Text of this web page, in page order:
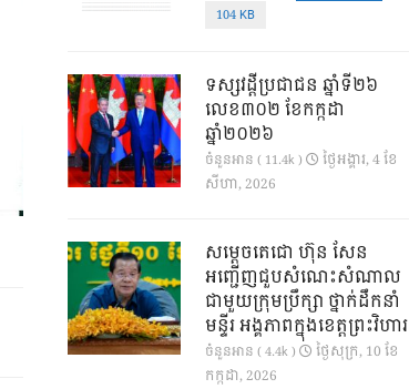
104 KB
ទស្សវដ្តីប្រជាជន ឆ្នាំទី២៦
លេខ៣០២ ខែកក្កដា
ឆ្នាំ២០២៦
ចំនួនអាន ( 11.4k )
ថ្ងៃ​អង្គារ, 4 ខែ​
សីហា, 2026
សម្តេចតេជោ ហ៊ុន សែន
អញ្ជើញជួបសំណេះសំណាល
ជាមួយក្រុមប្រឹក្សា ថ្នាក់ដឹកនាំ
មន្ទីរ អង្គភាពក្នុងខេត្តព្រះវិហារ
ចំនួនអាន ( 4.4k )
ថ្ងៃ​សុក្រ, 10 ខែ​
កក្កដា, 2026